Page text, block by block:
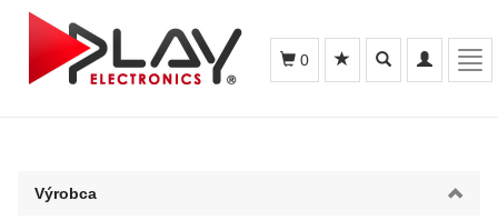
Toggle
navigation
Toggle
search
0
Výrobca